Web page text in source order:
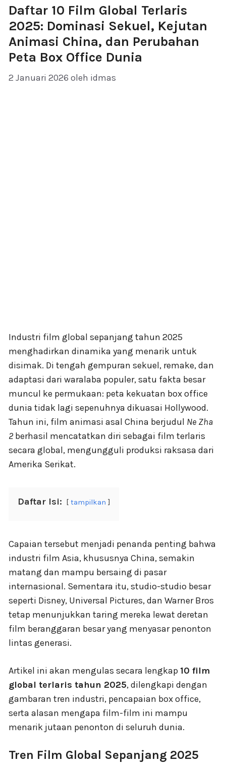
Daftar 10 Film Global Terlaris
2025: Dominasi Sekuel, Kejutan
Animasi China, dan Perubahan
Peta Box Office Dunia
2 Januari 2026 oleh idmas
Industri film global sepanjang tahun 2025
menghadirkan dinamika yang menarik untuk
disimak. Di tengah gempuran sekuel, remake, dan
adaptasi dari waralaba populer, satu fakta besar
muncul ke permukaan: peta kekuatan box office
dunia tidak lagi sepenuhnya dikuasai Hollywood.
Tahun ini, film animasi asal China berjudul Ne Zha
2 berhasil mencatatkan diri sebagai film terlaris
secara global, mengungguli produksi raksasa dari
Amerika Serikat.
Daftar Isi: tampilkan
Capaian tersebut menjadi penanda penting bahwa
industri film Asia, khususnya China, semakin
matang dan mampu bersaing di pasar
internasional. Sementara itu, studio-studio besar
seperti Disney, Universal Pictures, dan Warner Bros
tetap menunjukkan taring mereka lewat deretan
film beranggaran besar yang menyasar penonton
lintas generasi.
Artikel ini akan mengulas secara lengkap 10 film
global terlaris tahun 2025, dilengkapi dengan
gambaran tren industri, pencapaian box office,
serta alasan mengapa film-film ini mampu
menarik jutaan penonton di seluruh dunia.
Tren Film Global Sepanjang 2025